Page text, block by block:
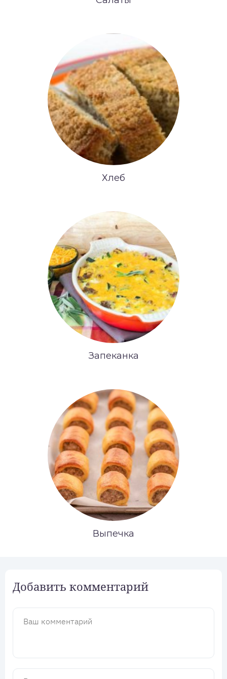
Хлеб
Запеканка
Выпечка
Добавить комментарий